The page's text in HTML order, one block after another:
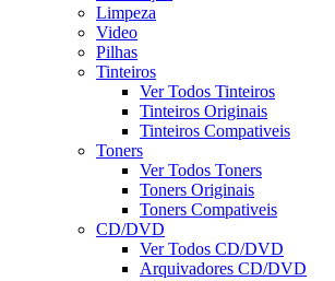
Limpeza
Video
Pilhas
Tinteiros
Ver Todos Tinteiros
Tinteiros Originais
Tinteiros Compativeis
Toners
Ver Todos Toners
Toners Originais
Toners Compativeis
CD/DVD
Ver Todos CD/DVD
Arquivadores CD/DVD